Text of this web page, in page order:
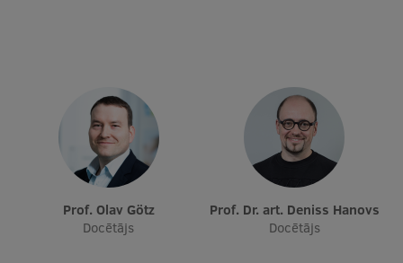
Prof. Olav Götz
Docētājs
Prof. Dr. art. Deniss Hanovs
Docētājs